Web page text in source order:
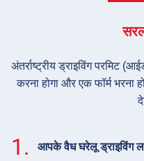
अंतर्राष्ट्रीय ड्राइविंग परमिट
करना होगा और एक फॉर्म भरना
1. आपके वैध घरेलू ड्राइविंग